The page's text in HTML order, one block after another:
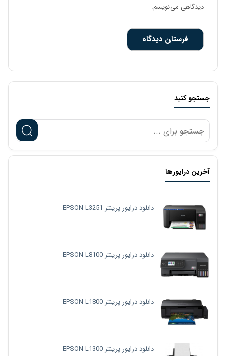
دیدگاهی می‌نویسم.
جستجو کنید
آخرین درایورها
دانلود درایور پرینتر EPSON L3251
دانلود درایور پرینتر EPSON L8100
دانلود درایور پرینتر EPSON L1800
دانلود درایور پرینتر EPSON L1300